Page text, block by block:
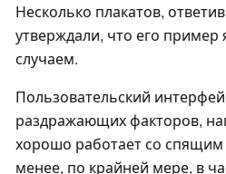
Несколько плакатов,
утверждали, что его
случаем.
Пользовательский
раздражающих факторов,
хорошо работает со
менее, по крайней мере, в